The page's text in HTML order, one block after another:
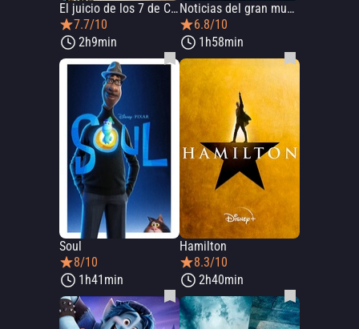
El juicio de los 7 de Chicago
7.7/10
2h9min
Noticias del gran mundo
6.8/10
1h58min
Soul
8/10
1h41min
Hamilton
8.3/10
2h40min